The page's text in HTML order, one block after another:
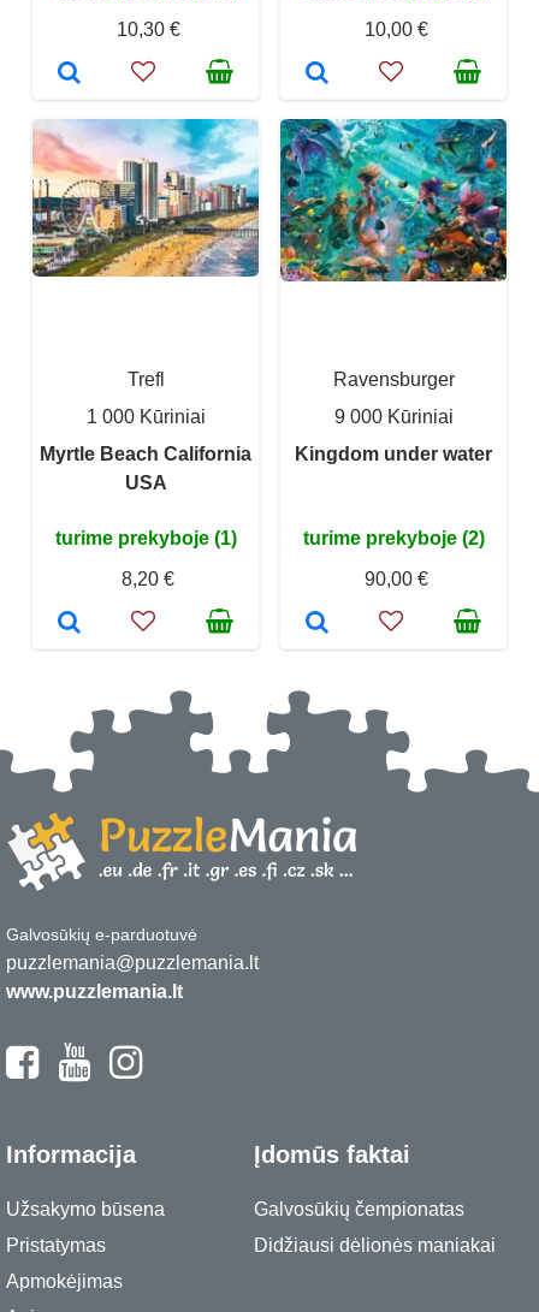
10,30 €
10,00 €
Trefl
1 000 Kūriniai
Myrtle Beach California
USA
turime prekyboje (1)
8,20 €
Ravensburger
9 000 Kūriniai
Kingdom under water
turime prekyboje (2)
90,00 €
Galvosūkių e-parduotuvė
puzzlemania@puzzlemania.lt
www.puzzlemania.lt
Informacija
Užsakymo būsena
Pristatymas
Apmokėjimas
Įdomūs faktai
Galvosūkių čempionatas
Didžiausi dėlionės maniakai